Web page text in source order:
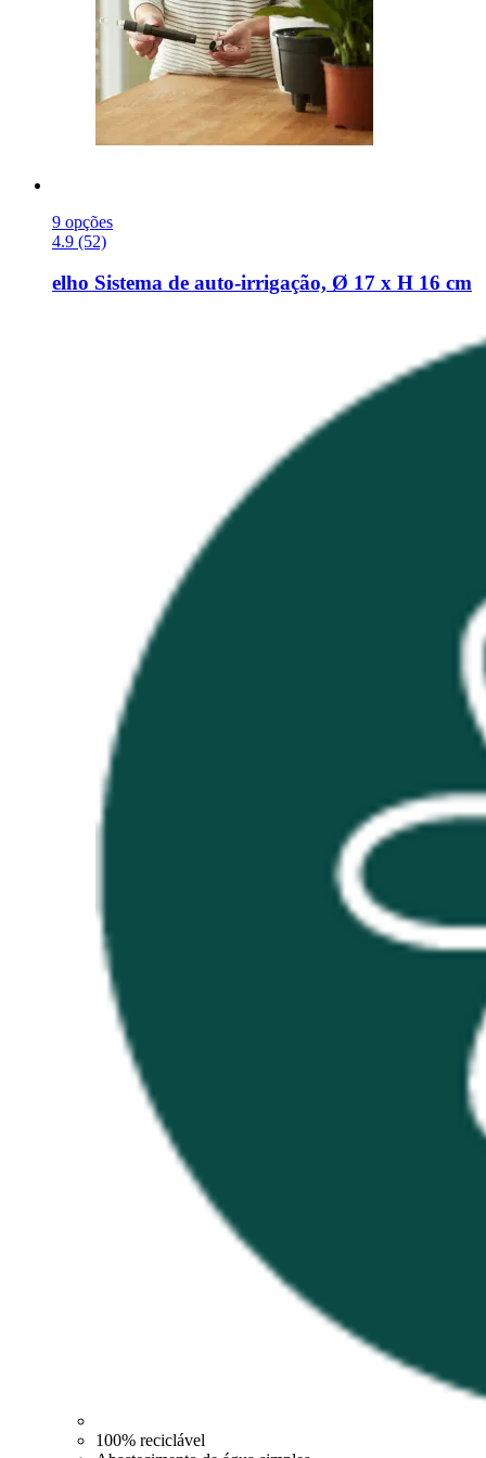
9 opções
4.9 (52)
elho Sistema de auto-​irrigação, Ø 17 x H 16 cm
100% reciclável